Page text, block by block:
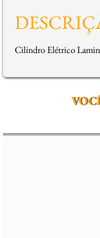
Cilindro Elétrico